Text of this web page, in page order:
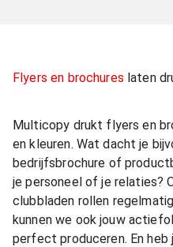
Flyers en brochures laten
Multicopy drukt flyers en
en kleuren. Wat dacht je
bedrijfsbrochure of
je personeel of je relaties?
clubbladen rollen
kunnen we ook jouw
perfect produceren. En